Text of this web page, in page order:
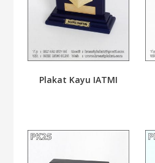
Plakat Kayu IATMI